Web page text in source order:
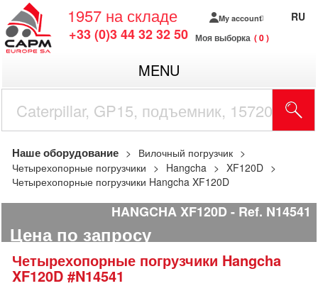
1957 на складе
+33 (0)3 44 32 32 50
My account
Моя выборка 0
RU
MENU
Наше оборудование
Вилочный погрузчик
Четырехопорные погрузчики
Hangcha
XF120D
Четырехопорные погрузчики Hangcha XF120D
HANGCHA XF120D Ref. N14541
Цена по запросу
Четырехопорные погрузчики Hangcha
XF120D #N14541